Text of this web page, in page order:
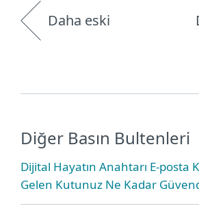
Daha eski
Diğer Basın Bultenleri
Dijital Hayatın Anahtarı E-posta
Gelen Kutunuz Ne Kadar